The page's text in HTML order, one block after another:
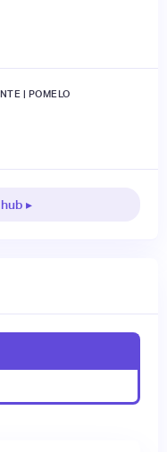
| POMELO
▸